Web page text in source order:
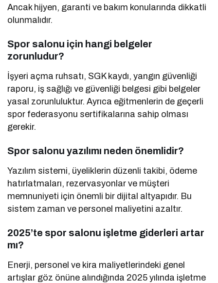
Ancak hijyen, garanti ve bakım konularında dikkatli
olunmalıdır.
Spor salonu için hangi belgeler
zorunludur?
İşyeri açma ruhsatı, SGK kaydı, yangın güvenliği
raporu, iş sağlığı ve güvenliği belgesi gibi belgeler
yasal zorunluluktur. Ayrıca eğitmenlerin de geçerli
spor federasyonu sertifikalarına sahip olması
gerekir.
Spor salonu yazılımı neden önemlidir?
Yazılım sistemi, üyeliklerin düzenli takibi, ödeme
hatırlatmaları, rezervasyonlar ve müşteri
memnuniyeti için önemli bir dijital altyapıdır. Bu
sistem zaman ve personel maliyetini azaltır.
2025’te spor salonu işletme giderleri artar
mı?
Enerji, personel ve kira maliyetlerindeki genel
artışlar göz önüne alındığında 2025 yılında işletme